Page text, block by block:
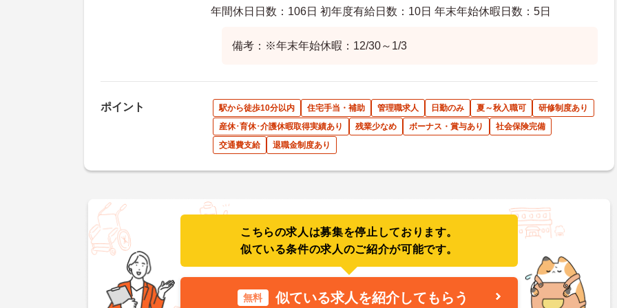
年間休日日数：106日 初年度有給日数：10日 年末年始休暇日数：5日
備考：※年末年始休暇：12/30～1/3
ポイント 駅から徒歩10分以内 住宅手当・補助 管理職求人 日勤のみ 夏～秋入職可
研修制度あり
産休･育休･介護休暇取得実績あり
残業少なめ ボーナス・賞与あり
社会保険完備
交通費支給
退職金制度あり
こちらの求人は募集を停止しております。
似ている条件の求人のご紹介が可能です。
無料 似ている求人を紹介してもらう